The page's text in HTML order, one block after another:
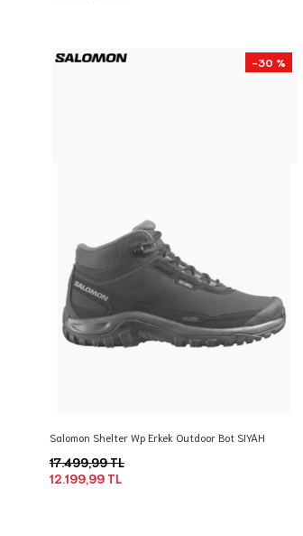
-30 %
Salomon Shelter Wp Erkek Outdoor Bot SIYAH
12.199,99 TL
17.499,99 TL